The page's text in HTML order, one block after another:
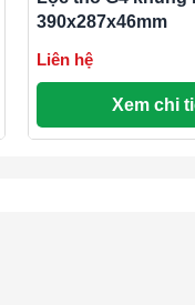
các ngành công
G3 và G4:
suất lọc cao nhất
390x287x46mm
Liên hệ
Xem chi